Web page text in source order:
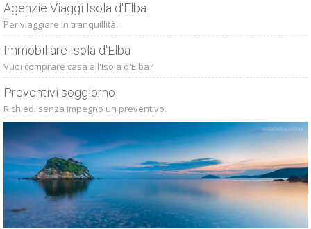
Agenzie Viaggi Isola d'Elba
Per viaggiare in tranquillità.
Immobiliare Isola d'Elba
Vuoi comprare casa all'Isola d'Elba?
Preventivi soggiorno
Richiedi senza impegno un preventivo.